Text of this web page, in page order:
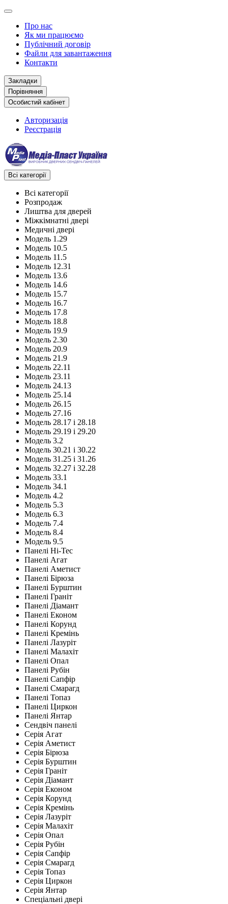
Про нас
Як ми працюємо
Публічний договір
Файли для завантаження
Контакти
Закладки
Порівняння
Особистий кабінет
Авторизація
Реєстрація
Всі категорії
Всі категорії
Розпродаж
Лиштва для дверей
Міжкімнатні двері
Медичні двері
Модель 1.29
Модель 10.5
Модель 11.5
Модель 12.31
Модель 13.6
Модель 14.6
Модель 15.7
Модель 16.7
Модель 17.8
Модель 18.8
Модель 19.9
Модель 2.30
Модель 20.9
Модель 21.9
Модель 22.11
Модель 23.11
Модель 24.13
Модель 25.14
Модель 26.15
Модель 27.16
Модель 28.17 і 28.18
Модель 29.19 і 29.20
Модель 3.2
Модель 30.21 і 30.22
Модель 31.25 і 31.26
Модель 32.27 і 32.28
Модель 33.1
Модель 34.1
Модель 4.2
Модель 5.3
Модель 6.3
Модель 7.4
Модель 8.4
Модель 9.5
Панелі Hi-Tec
Панелі Агат
Панелі Аметист
Панелі Бірюза
Панелі Бурштин
Панелі Граніт
Панелі Діамант
Панелі Економ
Панелі Корунд
Панелі Кремінь
Панелі Лазуріт
Панелі Малахіт
Панелі Опал
Панелі Рубін
Панелі Сапфір
Панелі Смарагд
Панелі Топаз
Панелі Циркон
Панелі Янтар
Сендвіч панелі
Серія Агат
Серія Аметист
Серія Бірюза
Серія Бурштин
Серія Граніт
Серія Діамант
Серія Економ
Серія Корунд
Серія Кремінь
Серія Лазуріт
Серія Малахіт
Серія Опал
Серія Рубін
Серія Сапфір
Серія Смарагд
Серія Топаз
Серія Циркон
Серія Янтар
Спеціальні двері